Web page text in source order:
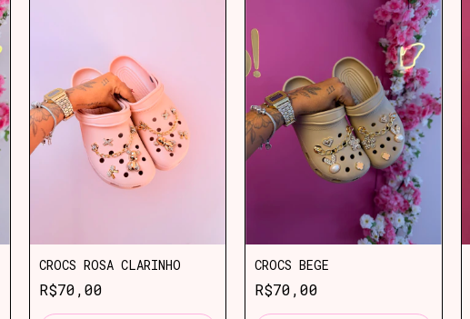
CROCS ROSA CLARINHO
R$70,00
CROCS BEGE
R$70,00